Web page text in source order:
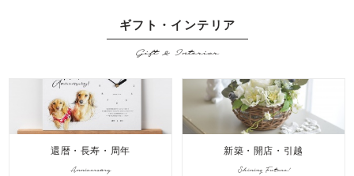
ギフト・インテリア
Gift & Interior
還暦・長寿・周年
Anniversary
新築・開店・引越
Shining Future!